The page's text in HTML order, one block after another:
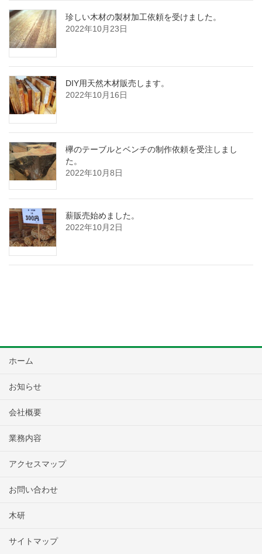
珍しい木材の製材加工依頼を受けました。
2022年10月23日
DIY用天然木材販売します。
2022年10月16日
欅のテーブルとベンチの制作依頼を受注しまし
た。
2022年10月8日
薪販売始めました。
2022年10月2日
ホーム
お知らせ
会社概要
業務内容
アクセスマップ
お問い合わせ
木研
サイトマップ